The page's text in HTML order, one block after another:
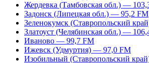
Жердевка (Тамбовская обл.) —
Задонск (Липецкая обл.) — 95,2 FM
Зеленокумск (Ставропольский
Златоуст (Челябинская обл.) —
Иваново — 99,7 FM
Ижевск (Удмуртия) — 97,0 FM
Изобильный (Ставропольский